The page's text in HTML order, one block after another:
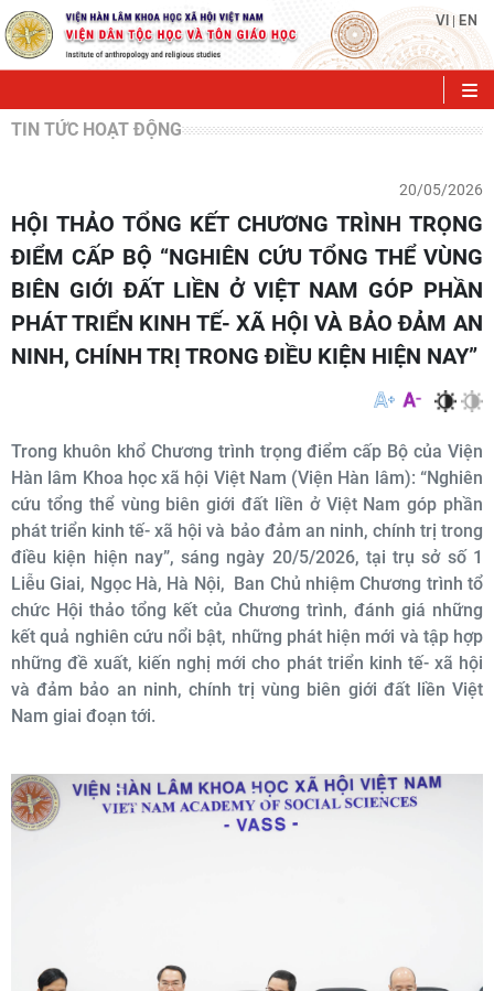
VI | EN
TIN TỨC HOẠT ĐỘNG
20/05/2026
HỘI THẢO TỔNG KẾT CHƯƠNG TRÌNH TRỌNG
ĐIỂM CẤP BỘ “NGHIÊN CỨU TỔNG THỂ VÙNG
BIÊN GIỚI ĐẤT LIỀN Ở VIỆT NAM GÓP PHẦN
PHÁT TRIỂN KINH TẾ- XÃ HỘI VÀ BẢO ĐẢM AN
NINH, CHÍNH TRỊ TRONG ĐIỀU KIỆN HIỆN NAY”
Trong khuôn khổ Chương trình trọng điểm cấp Bộ của Viện
Hàn lâm Khoa học xã hội Việt Nam (Viện Hàn lâm): “Nghiên
cứu tổng thể vùng biên giới đất liền ở Việt Nam góp phần
phát triển kinh tế- xã hội và bảo đảm an ninh, chính trị trong
điều kiện hiện nay”, sáng ngày 20/5/2026, tại trụ sở số 1
Liễu Giai, Ngọc Hà, Hà Nội, Ban Chủ nhiệm Chương trình tổ
chức Hội thảo tổng kết của Chương trình, đánh giá những
kết quả nghiên cứu nổi bật, những phát hiện mới và tập hợp
những đề xuất, kiến nghị mới cho phát triển kinh tế- xã hội
và đảm bảo an ninh, chính trị vùng biên giới đất liền Việt
Nam giai đoạn tới.